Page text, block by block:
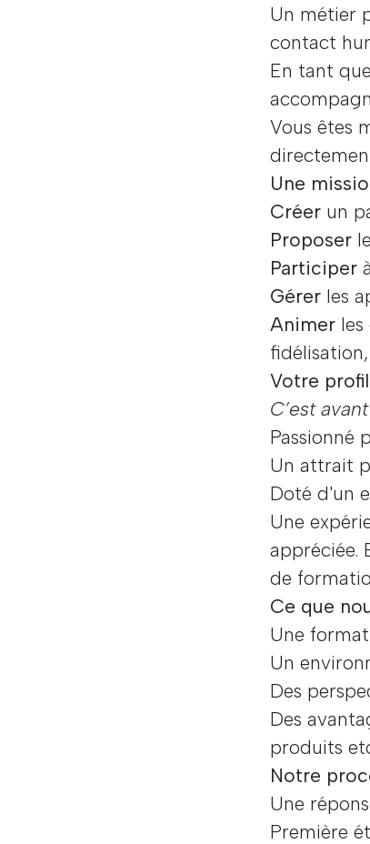
Un métier
contact
En tant
Vous êtes
Une
Créer un
Proposer
Participer
Gérer les
Animer
Votre
C’est
Passionné
Un attrait
Doté d'un
Une
appréciée.
de
Ce que
Une
Un
Des
Des
produits
Notre
Une
Première